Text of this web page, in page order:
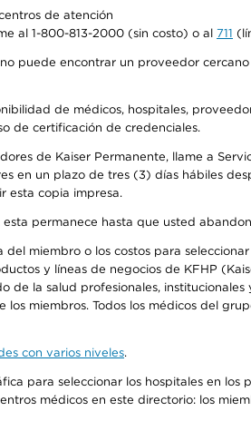
de atención
al 1-800-813-2000 (sin costo) o al 711
puede encontrar un proveedor
de médicos, hospitales,
de certificación de credenciales.
de Kaiser Permanente, llame a
en un plazo de tres (3) días hábiles
esta copia impresa.
permanece hasta que usted
miembro o los costos para
y líneas de negocios de KFHP
de la salud profesionales,
miembros. Todos los médicos del
con varios niveles.
para seleccionar los hospitales en
médicos en este directorio: los